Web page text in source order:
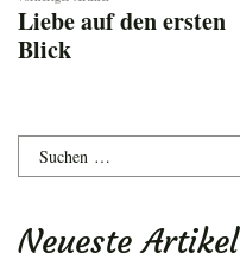
Liebe auf den ersten
Blick
Suchen
nach:
Neueste Artikel